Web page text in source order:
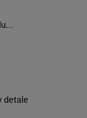
detale